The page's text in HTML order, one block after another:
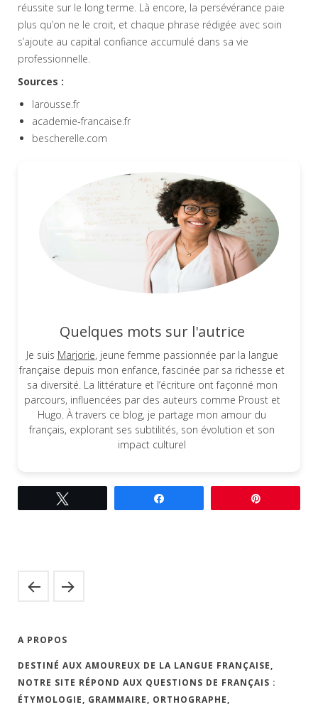
réussite sur le long terme. Là encore, la persévérance paie
plus qu’on ne le croit, et chaque phrase rédigée avec soin
s’ajoute au capital confiance accumulé dans sa vie
professionnelle.
Sources :
larousse.fr
academie-francaise.fr
bescherelle.com
Quelques mots sur l'autrice
Je suis Marjorie, jeune femme passionnée par la langue
française depuis mon enfance, fascinée par sa richesse et
sa diversité. La littérature et l’écriture ont façonné mon
parcours, influencées par des auteurs comme Proust et
Hugo. À travers ce blog, je partage mon amour du
français, explorant ses subtilités, son évolution et son
impact culturel
A PROPOS
DESTINÉ AUX AMOUREUX DE LA LANGUE FRANÇAISE,
NOTRE SITE RÉPOND AUX QUESTIONS DE FRANÇAIS :
ÉTYMOLOGIE, GRAMMAIRE, ORTHOGRAPHE,